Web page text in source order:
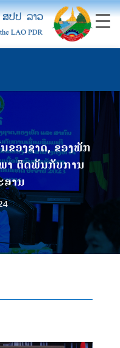
ຂອງຊາດ, ຂອງພັກ
າ ຕິດພັນກັບການ
ສານ